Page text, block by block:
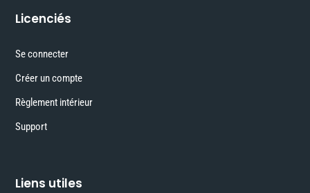
Licenciés
Se connecter
Créer un compte
Règlement intérieur
Support
Liens utiles